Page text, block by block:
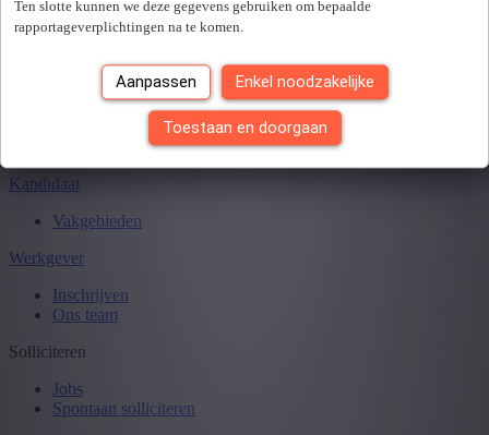
Ten slotte kunnen we deze gegevens gebruiken om bepaalde
rapportageverplichtingen na te komen.
Aanpassen Enkel noodzakelijke
Toestaan en doorgaan
Kandidaat
Vakgebieden
Werkgever
Inschrijven
Ons team
Solliciteren
Jobs
Spontaan solliciteren